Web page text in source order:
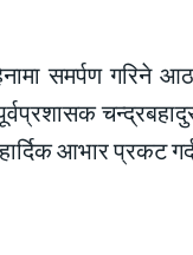
समर्पण गरिने
चन्द्रबहादुर
आभार प्रकट